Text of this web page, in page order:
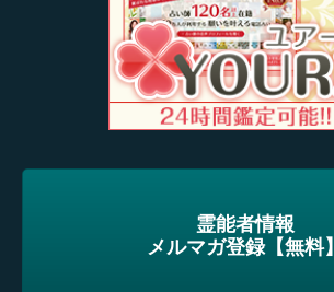
霊能者情報
メルマガ登録【無料】